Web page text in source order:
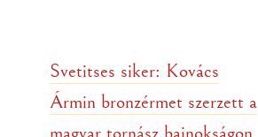
Svetitses siker: Kovács
Ármin bronzérmet szerzett a